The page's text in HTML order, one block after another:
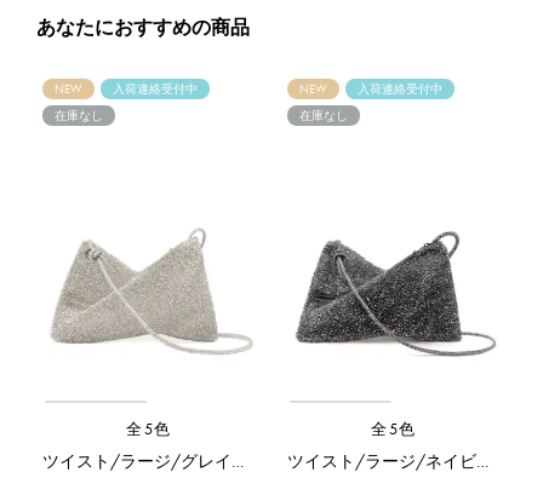
あなたにおすすめの商品
NEW
入荷連絡受付中
在庫なし
全5色
ツイスト/ラージ/グレイッシュホワイトシルバー
NEW
入荷連絡受付中
在庫なし
全5色
ツイスト/ラージ/ネイビーシルバー